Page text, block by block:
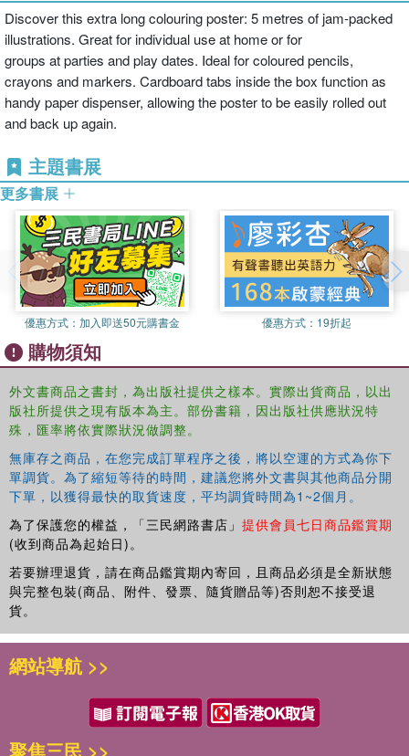
Discover this extra long colouring poster: 5 metres of jam-packed
illustrations. Great for individual use at home or for
groups at parties and play dates. Ideal for coloured pencils,
crayons and markers. Cardboard tabs inside the box function as
handy paper dispenser, allowing the poster to be easily rolled out
and back up again.
主題書展
更多書展
優惠方式： 加入即送50元購書金 優惠方式： 19折起
購物須知
外文書商品之書封，為出版社提供之樣本。實際出貨商品，以出
版社所提供之現有版本為主。部份書籍，因出版社供應狀況特
殊，匯率將依實際狀況做調整。
無庫存之商品，在您完成訂單程序之後，將以空運的方式為你下
單調貨。為了縮短等待的時間，建議您將外文書與其他商品分開
下單，以獲得最快的取貨速度，平均調貨時間為1~2個月。
為了保護您的權益，「三民網路書店」 提供會員七日商品鑑賞期
(收到商品為起始日)。
若要辦理退貨，請在商品鑑賞期內寄回，且商品必須是全新狀態
與完整包裝(商品、附件、發票、隨貨贈品等)否則恕不接受退
貨。
網站導航 >>
聚焦三民 >>